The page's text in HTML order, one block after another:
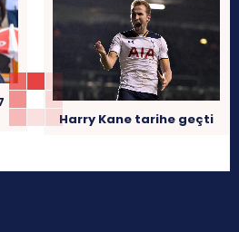
Harry Kane tarihe geçti